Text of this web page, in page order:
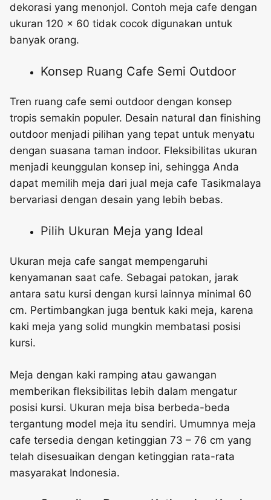
dekorasi yang menonjol. Contoh meja cafe dengan
ukuran 120 x 60 tidak cocok digunakan untuk
banyak orang.
Konsep Ruang Cafe Semi Outdoor
Tren ruang cafe semi outdoor dengan konsep
tropis semakin populer. Desain natural dan finishing
outdoor menjadi pilihan yang tepat untuk menyatu
dengan suasana taman indoor. Fleksibilitas ukuran
menjadi keunggulan konsep ini, sehingga Anda
dapat memilih meja dari jual meja cafe Tasikmalaya
bervariasi dengan desain yang lebih bebas.
Pilih Ukuran Meja yang Ideal
Ukuran meja cafe sangat mempengaruhi
kenyamanan saat cafe. Sebagai patokan, jarak
antara satu kursi dengan kursi lainnya minimal 60
cm. Pertimbangkan juga bentuk kaki meja, karena
kaki meja yang solid mungkin membatasi posisi
kursi.
Meja dengan kaki ramping atau gawangan
memberikan fleksibilitas lebih dalam mengatur
posisi kursi. Ukuran meja bisa berbeda-beda
tergantung model meja itu sendiri. Umumnya meja
cafe tersedia dengan ketinggian 73 – 76 cm yang
telah disesuaikan dengan ketinggian rata-rata
masyarakat Indonesia.